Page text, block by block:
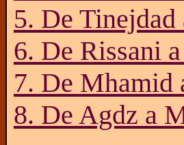
5. De
6. De Rissani
7. De Mhamid
8. De Agdz a